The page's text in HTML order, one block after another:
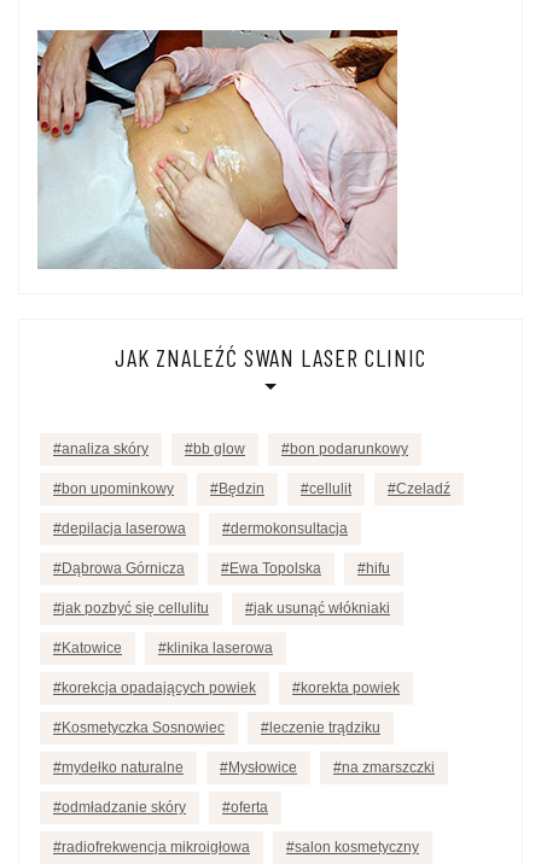
JAK ZNALEŹĆ SWAN LASER CLINIC
analiza skóry bb glow bon podarunkowy
bon upominkowy Będzin cellulit Czeladź
depilacja laserowa dermokonsultacja
Dąbrowa Górnicza Ewa Topolska hifu
jak pozbyć się cellulitu jak usunąć włókniaki
Katowice klinika laserowa
korekcja opadających powiek korekta powiek
Kosmetyczka Sosnowiec leczenie trądziku
mydełko naturalne Mysłowice na zmarszczki
odmładzanie skóry oferta
radiofrekwencja mikroigłowa salon kosmetyczny